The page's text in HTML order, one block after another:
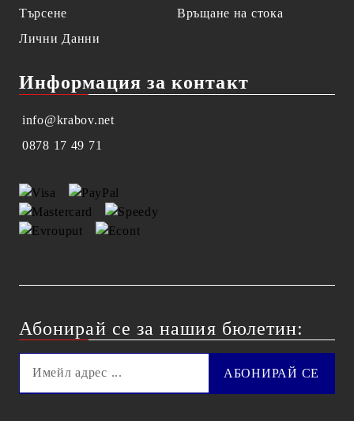
Търсене
Лични Данни
Връщане на стока
Информация за контакт
info@krabov.net
0878 17 49 71
Абонирай се за нашия бюлетин: